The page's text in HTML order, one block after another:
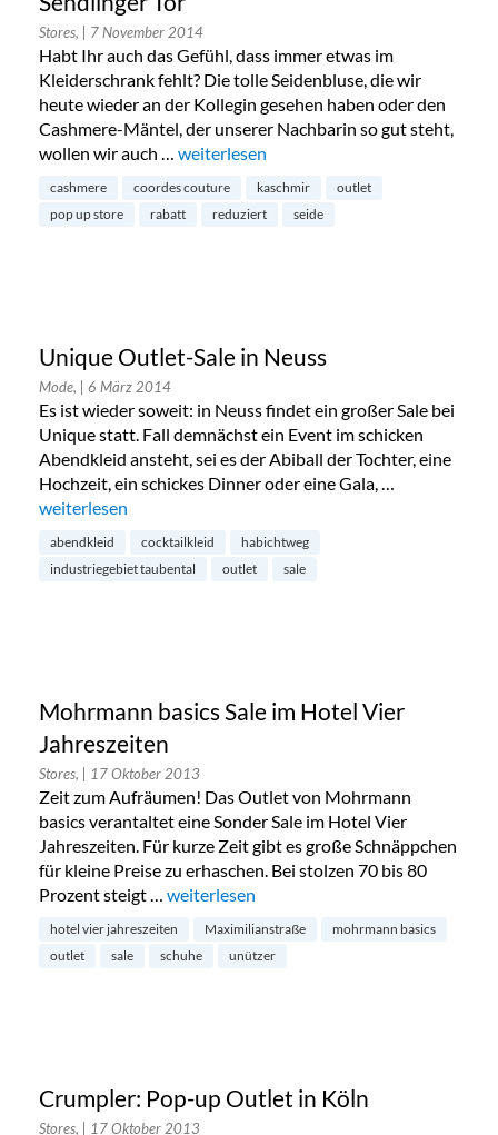
Stores, | 7 November 2014
Habt Ihr auch das Gefühl, dass immer etwas im
Kleiderschrank fehlt? Die tolle Seidenbluse, die wir
heute wieder an der Kollegin gesehen haben oder den
Cashmere-Mäntel, der unserer Nachbarin so gut steht,
wollen wir auch … „Pop-Up Outlet bei Coordes Couture am
weiterlesen
cashmere coordes couture kaschmir
outlet
pop up store
rabatt reduziert seide
Unique Outlet-Sale in Neuss
Mode, | 6 März 2014
Es ist wieder soweit: in Neuss findet ein großer Sale bei
Unique statt. Fall demnächst ein Event im schicken
Abendkleid ansteht, sei es der Abiball der Tochter, eine
Hochzeit, ein schickes Dinner oder eine Gala, …
„Unique Outlet-Sale in Neuss“
weiterlesen
abendkleid cocktailkleid
habichtweg
industriegebiet taubental
outlet sale
Mohrmann basics Sale im Hotel Vier
Jahreszeiten
Stores, | 17 Oktober 2013
Zeit zum Aufräumen! Das Outlet von Mohrmann
basics verantaltet eine Sonder Sale im Hotel Vier
Jahreszeiten. Für kurze Zeit gibt es große Schnäppchen
für kleine Preise zu erhaschen. Bei stolzen 70 bis 80
Prozent steigt … „Mohrmann basics Sale im Hotel Vier
weiterlesen
hotel vier jahreszeiten Maximilianstraße
mohrmann basics
outlet
sale schuhe unützer
Crumpler: Pop-up Outlet in Köln
Stores, | 17 Oktober 2013